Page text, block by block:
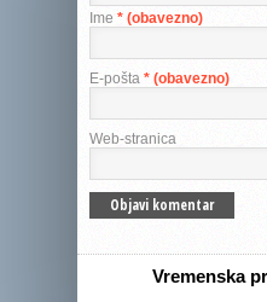
Ime * (obavezno)
E-pošta * (obavezno)
Web-stranica
Vremenska